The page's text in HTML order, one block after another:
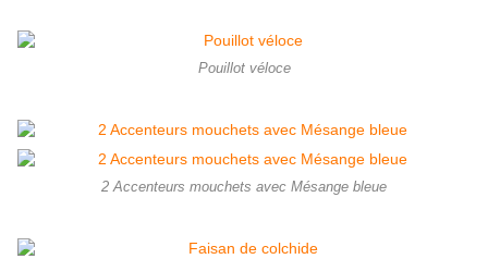
Pouillot véloce
2 Accenteurs mouchets avec Mésange bleue